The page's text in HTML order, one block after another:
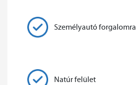
Személyautó forgalomra
Natúr felület